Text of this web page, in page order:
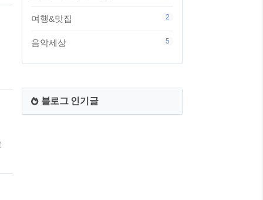
여행&맛집 2
음악세상 5
블로그 인기글